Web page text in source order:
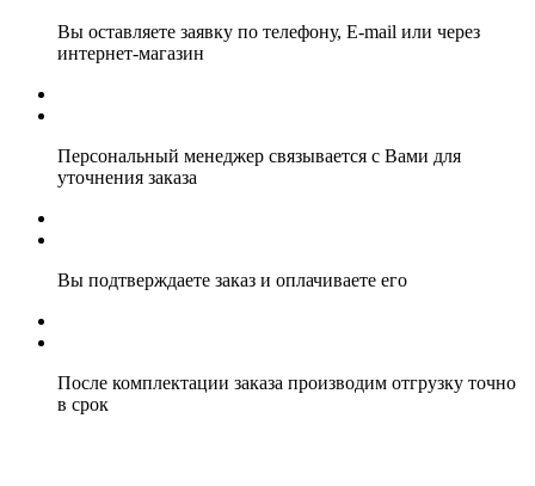
Вы оставляете заявку по телефону, E-mail или через
интернет-магазин
Персональный менеджер связывается с Вами для
уточнения заказа
Вы подтверждаете заказ и оплачиваете его
После комплектации заказа производим отгрузку точно
в срок